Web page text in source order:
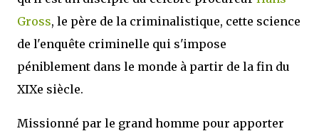
Gross, le père de la criminalistique, cette science
de l'enquête criminelle qui s'impose
péniblement dans le monde à partir de la fin du
XIXe siècle.
Missionné par le grand homme pour apporter